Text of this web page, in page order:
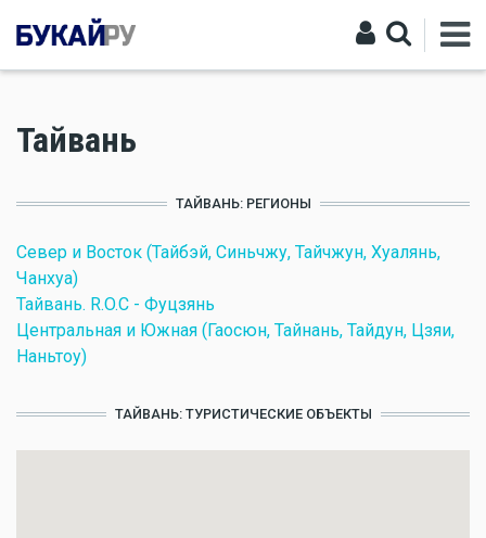
Тайвань
ТАЙВАНЬ: РЕГИОНЫ
Север и Восток (Тайбэй, Синьчжу, Тайчжун, Хуалянь,
Чанхуа)
Тайвань. R.O.C - Фуцзянь
Центральная и Южная (Гаосюн, Тайнань, Тайдун, Цзяи,
Наньтоу)
ТАЙВАНЬ: ТУРИСТИЧЕСКИЕ ОБЪЕКТЫ